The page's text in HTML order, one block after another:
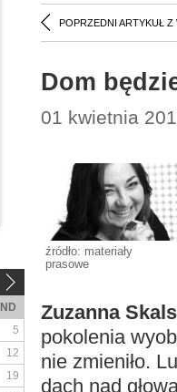
POPRZEDNI ARTYKUŁ Z
Dom
01 kwietnia
źródło: materiały
prasowe
Zuzanna
pokolenia
nie zmieniło.
dach nad
ND
5
12
19